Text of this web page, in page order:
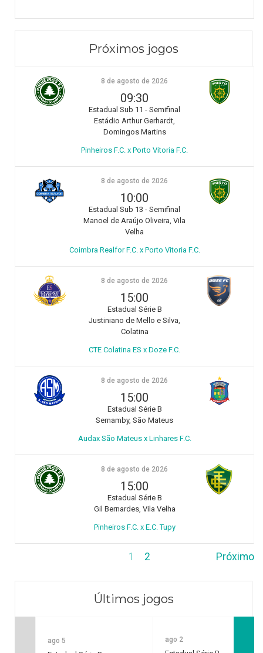
Próximos jogos
8 de agosto de 2026
09:30
Estadual Sub 11 - Semifinal
Estádio Arthur Gerhardt,
Domingos Martins
Pinheiros F.C. x Porto Vitoria F.C.
8 de agosto de 2026
10:00
Estadual Sub 13 - Semifinal
Manoel de Araújo Oliveira, Vila
Velha
Coimbra Realfor F.C. x Porto Vitoria F.C.
8 de agosto de 2026
15:00
Estadual Série B
Justiniano de Mello e Silva,
Colatina
CTE Colatina ES x Doze F.C.
8 de agosto de 2026
15:00
Estadual Série B
Sernamby, São Mateus
Audax São Mateus x Linhares F.C.
8 de agosto de 2026
15:00
Estadual Série B
Gil Bernardes, Vila Velha
Pinheiros F.C. x E.C. Tupy
1 2 Próximo
Últimos jogos
ago 5 ago 2